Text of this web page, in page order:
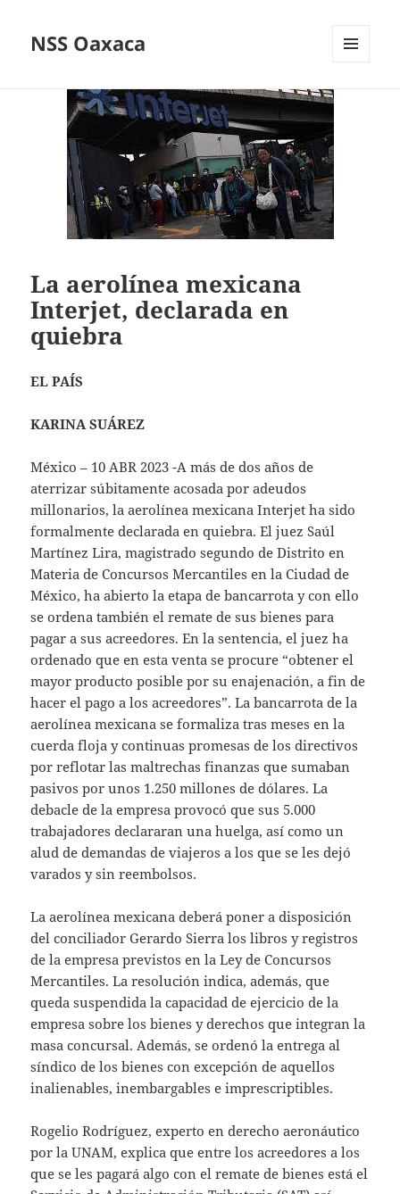
NSS Oaxaca
WIDGETS
La aerolínea mexicana
Interjet, declarada en
quiebra
EL PAÍS
KARINA SUÁREZ
México – 10 ABR 2023 -A más de dos años de
aterrizar súbitamente acosada por adeudos
millonarios, la aerolínea mexicana Interjet ha sido
formalmente declarada en quiebra. El juez Saúl
Martínez Lira, magistrado segundo de Distrito en
Materia de Concursos Mercantiles en la Ciudad de
México, ha abierto la etapa de bancarrota y con ello
se ordena también el remate de sus bienes para
pagar a sus acreedores. En la sentencia, el juez ha
ordenado que en esta venta se procure “obtener el
mayor producto posible por su enajenación, a fin de
hacer el pago a los acreedores”. La bancarrota de la
aerolínea mexicana se formaliza tras meses en la
cuerda floja y continuas promesas de los directivos
por reflotar las maltrechas finanzas que sumaban
pasivos por unos 1.250 millones de dólares. La
debacle de la empresa provocó que sus 5.000
trabajadores declararan una huelga, así como un
alud de demandas de viajeros a los que se les dejó
varados y sin reembolsos.
La aerolínea mexicana deberá poner a disposición
del conciliador Gerardo Sierra los libros y registros
de la empresa previstos en la Ley de Concursos
Mercantiles. La resolución indica, además, que
queda suspendida la capacidad de ejercicio de la
empresa sobre los bienes y derechos que integran la
masa concursal. Además, se ordenó la entrega al
síndico de los bienes con excepción de aquellos
inalienables, inembargables e imprescriptibles.
Rogelio Rodríguez, experto en derecho aeronáutico
por la UNAM, explica que entre los acreedores a los
que se les pagará algo con el remate de bienes está el